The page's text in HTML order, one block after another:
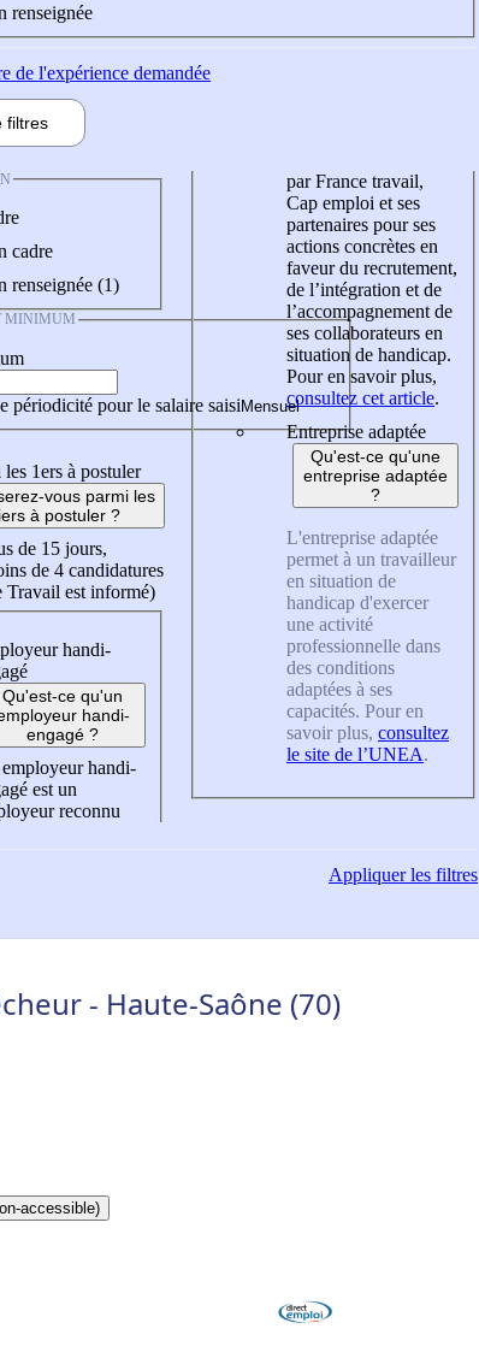
renseignée
de l'expérience demandée
filtres
cadre
renseignée (1)
MINIMUM
périodicité pour le salaire saisi
1ers à postuler
vous parmi les
à postuler ?
de 15 jours,
de 4 candidatures
Travail est informé)
handi-
Qu'est-ce qu'un
handi-
engagé ?
handi-
est un
reconnu
par France travail,
Cap emploi et ses
partenaires pour ses
actions concrètes en
faveur du recrutement,
de l’intégration et de
l’accompagnement de
ses collaborateurs en
situation de handicap.
Pour en savoir plus,
consultez cet article.
Entreprise adaptée
Qu'est-ce qu'une
entreprise adaptée
?
L'entreprise adaptée
permet à un travailleur
en situation de
handicap d'exercer
une activité
professionnelle dans
des conditions
adaptées à ses
capacités. Pour en
savoir plus, consultez
le site de l’UNEA.
Appliquerles filtres
- Haute-Saône (70)
accessible)